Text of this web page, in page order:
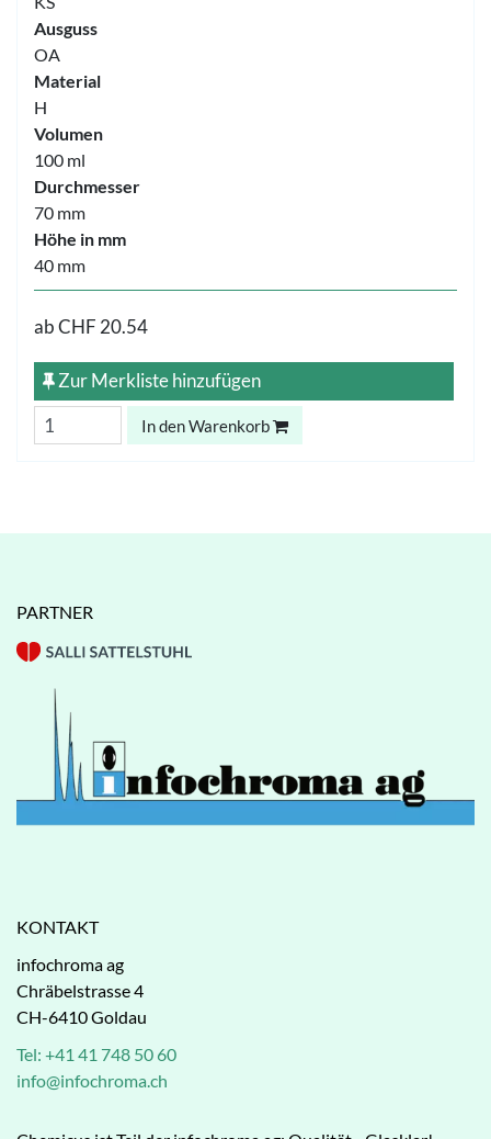
Ausguss
OA
Material
H
Volumen
100 ml
Durchmesser
70 mm
Höhe in mm
40 mm
abCHF 20.54
Zur Merkliste hinzufügen
In den Warenkorb
PARTNER
KONTAKT
infochroma ag
Chräbelstrasse 4
CH-6410 Goldau
Tel: +41 41 748 50 60
info@infochroma.ch